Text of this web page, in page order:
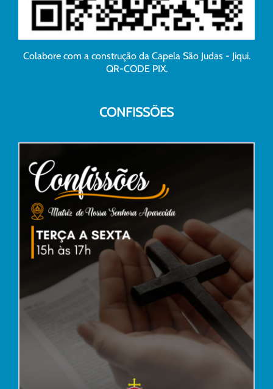
Colabore com a construção da Capela São Judas - Jiqui.
QR-CODE PIX.
CONFISSÕES